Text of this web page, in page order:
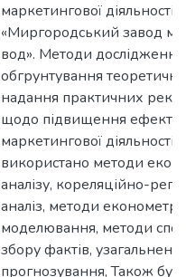
маркетингової діяльності
«Миргородський завод
вод». Методи
обгрунтування
надання практичних
щодо підвищення
маркетингової діяльності
використано методи
аналізу, кореляційно-
аналіз, методи
моделювання, методи
збору фактів,
прогнозування, Також